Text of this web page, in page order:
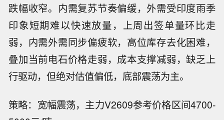
跌幅收窄。内需复苏节奏偏缓，外需受印度雨季
印象短期难以快速放量，上周出签单量环比走
弱，内需外需同步偏疲软，高位库存去化困难，
叠加当前电石价格走弱，成本支撑减弱，缺乏上
行驱动，但绝对估值偏低，底部震荡为主。
策略：宽幅震荡，主力V2609参考价格区间4700-